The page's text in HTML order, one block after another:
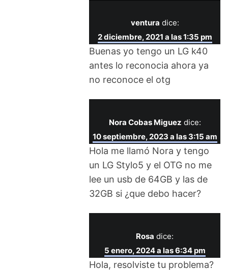
ventura dice:
2 diciembre, 2021 a las 1:35 pm
Buenas yo tengo un LG k40
antes lo reconocia ahora ya
no reconoce el otg
Nora Cobas Miguez dice:
10 septiembre, 2023 a las 3:15 am
Hola me llamó Nora y tengo
un LG Stylo5 y el OTG no me
lee un usb de 64GB y las de
32GB si ¿que debo hacer?
Rosa dice:
5 enero, 2024 a las 6:34 pm
Hola, resolviste tu problema?